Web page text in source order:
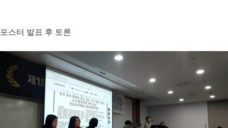
포스터 발표 후 토론